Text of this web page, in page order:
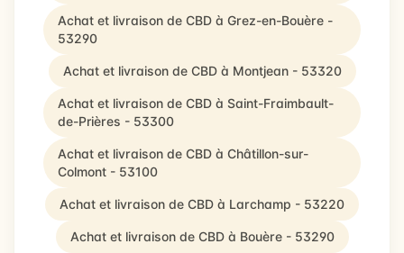
Achat et livraison de CBD à Grez-en-Bouère -
53290
Achat et livraison de CBD à Montjean - 53320
Achat et livraison de CBD à Saint-Fraimbault-
de-Prières - 53300
Achat et livraison de CBD à Châtillon-sur-
Colmont - 53100
Achat et livraison de CBD à Larchamp - 53220
Achat et livraison de CBD à Bouère - 53290